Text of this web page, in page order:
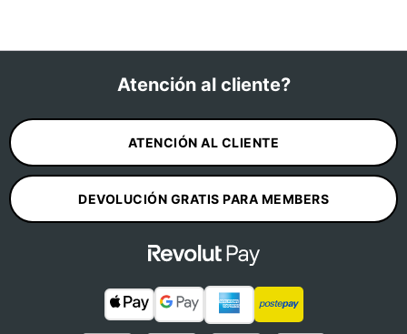
Atención al cliente?
ATENCIÓN AL CLIENTE
DEVOLUCIÓN GRATIS PARA MEMBERS